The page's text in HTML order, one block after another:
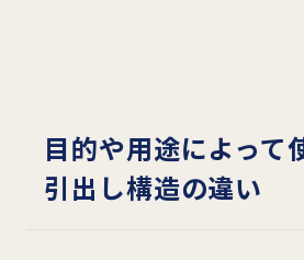
目的や用途によって
引出し構造の違い